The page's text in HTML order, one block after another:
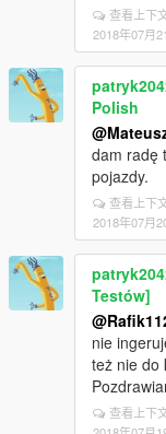
查看上下
2018年07月
Polish
dam radę
pojazdy.
查看上下
2018年07月
Testów]
nie
też nie do
查看上下